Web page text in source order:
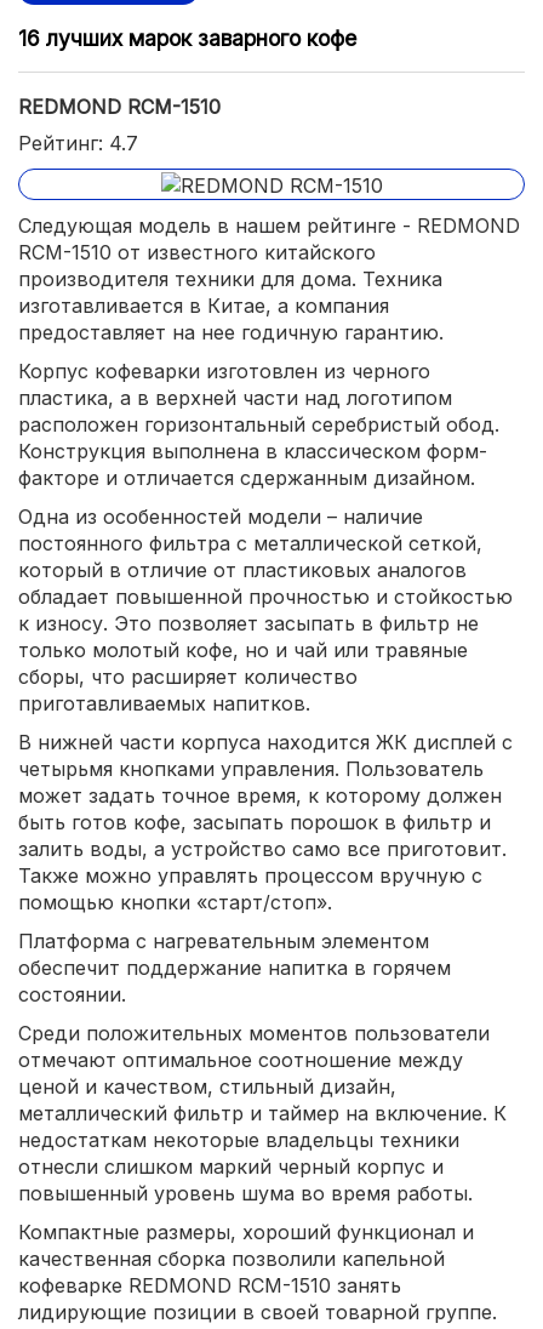
16 лучших марок заварного кофе
REDMOND RCM-1510
Рейтинг: 4.7
Следующая модель в нашем рейтинге - REDMOND
RCM-1510 от известного китайского
производителя техники для дома. Техника
изготавливается в Китае, а компания
предоставляет на нее годичную гарантию.
Корпус кофеварки изготовлен из черного
пластика, а в верхней части над логотипом
расположен горизонтальный серебристый обод.
Конструкция выполнена в классическом форм-
факторе и отличается сдержанным дизайном.
Одна из особенностей модели – наличие
постоянного фильтра с металлической сеткой,
который в отличие от пластиковых аналогов
обладает повышенной прочностью и стойкостью
к износу. Это позволяет засыпать в фильтр не
только молотый кофе, но и чай или травяные
сборы, что расширяет количество
приготавливаемых напитков.
В нижней части корпуса находится ЖК дисплей с
четырьмя кнопками управления. Пользователь
может задать точное время, к которому должен
быть готов кофе, засыпать порошок в фильтр и
залить воды, а устройство само все приготовит.
Также можно управлять процессом вручную с
помощью кнопки «старт/стоп».
Платформа с нагревательным элементом
обеспечит поддержание напитка в горячем
состоянии.
Среди положительных моментов пользователи
отмечают оптимальное соотношение между
ценой и качеством, стильный дизайн,
металлический фильтр и таймер на включение. К
недостаткам некоторые владельцы техники
отнесли слишком маркий черный корпус и
повышенный уровень шума во время работы.
Компактные размеры, хороший функционал и
качественная сборка позволили капельной
кофеварке REDMOND RCM-1510 занять
лидирующие позиции в своей товарной группе.